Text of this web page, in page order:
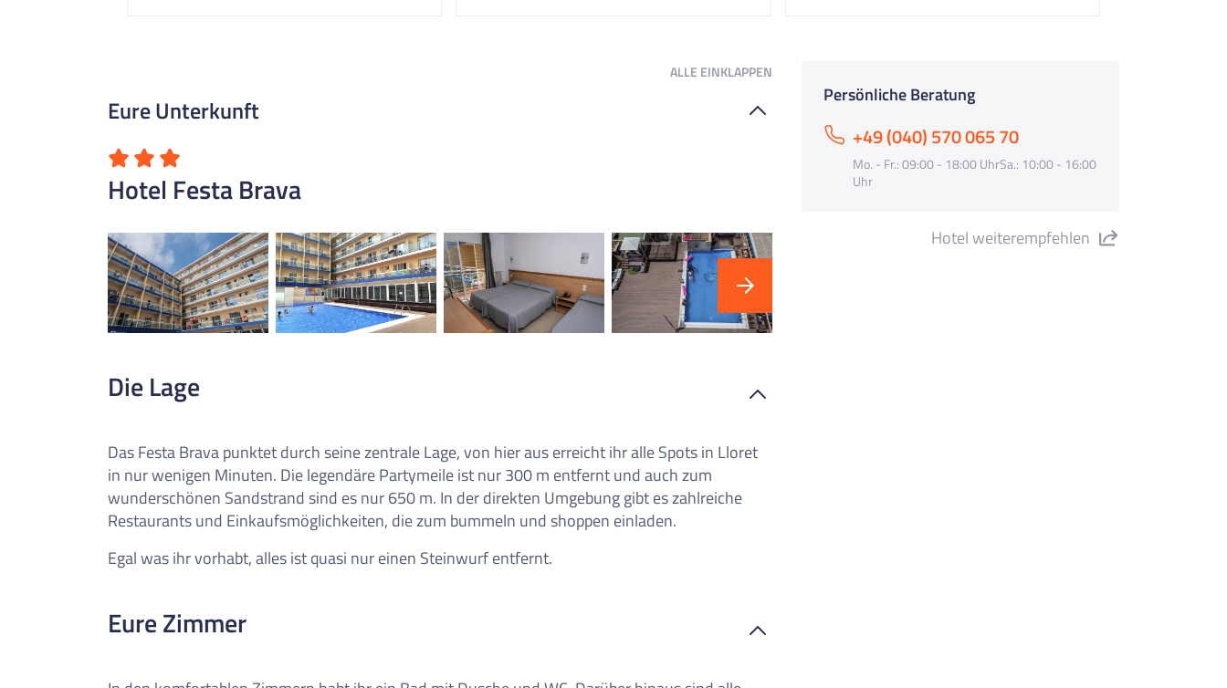
0Reise/n auf deiner Merkliste
ALLE EINKLAPPEN
Eure Unterkunft
Hotel Festa Brava
Die Lage
Das Festa Brava punktet durch seine zentrale Lage, von hier aus erreicht ihr alle Spots in Lloret
in nur wenigen Minuten. Die legendäre Partymeile ist nur 300 m entfernt und auch zum
wunderschönen Sandstrand sind es nur 650 m. In der direkten Umgebung gibt es zahlreiche
Restaurants und Einkaufsmöglichkeiten, die zum bummeln und shoppen einladen.
Egal was ihr vorhabt, alles ist quasi nur einen Steinwurf entfernt.
Eure Zimmer
Persönliche Beratung
+49 (040) 570 065 70
Mo. - Fr.: 09:00 - 18:00 UhrSa.: 10:00 - 16:00
Uhr
Hotel weiterempfehlen